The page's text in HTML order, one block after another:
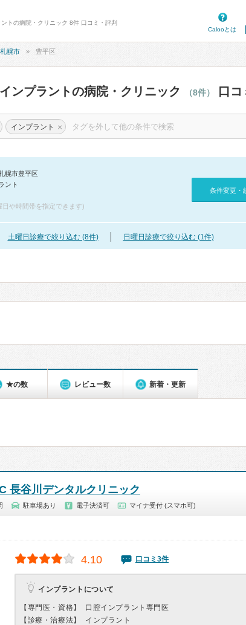
トの病院・クリニック 8件 口コミ・評判
Calooとは
札幌市 豊平区
ンプラントの病院・クリニック （8件） 口
インプラント ×
幌市豊平区
ント
日や時間帯を指定できます)
条件変更・
土曜日診療で絞り込む (8件) 日曜日診療で絞り込む (1件)
★の数 レビュー数 新着・更新
長谷川デンタルクリニック
駐車場あり 電子決済可 マイナ受付 (スマホ可)
4.10 口コミ3件
インプラントについて
【専門医・資格】
口腔インプラント専門医
【診療・治療法】
インプラント